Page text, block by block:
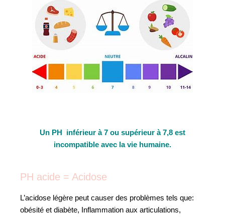
Un PH inférieur à 7 ou supérieur à 7,8 est
incompatible avec la vie humaine.
PH acide = Acidose
L’acidose légère peut causer des problèmes tels que:
obésité et diabète, Inflammation aux articulations,